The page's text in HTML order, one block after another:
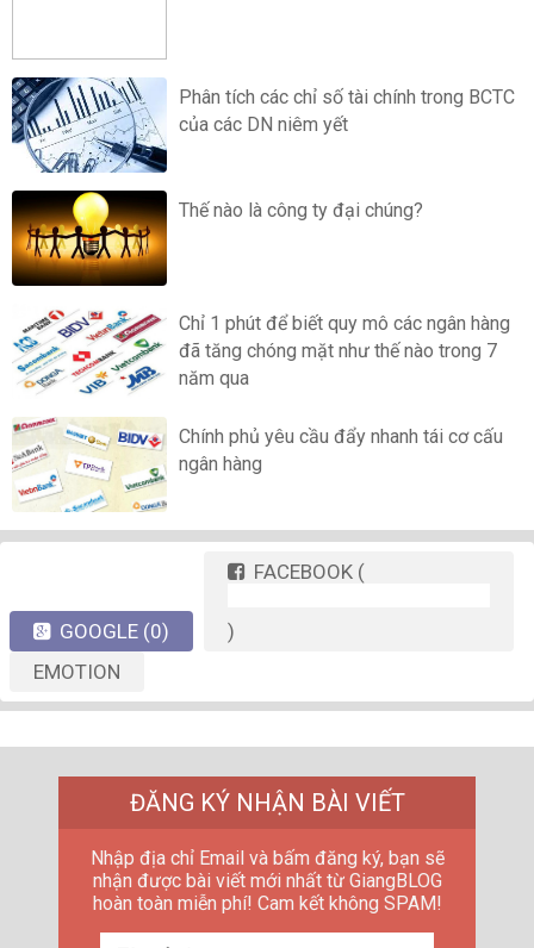
Phân tích các chỉ số tài chính trong BCTC
của các DN niêm yết
Thế nào là công ty đại chúng?
Chỉ 1 phút để biết quy mô các ngân hàng
đã tăng chóng mặt như thế nào trong 7
năm qua
Chính phủ yêu cầu đẩy nhanh tái cơ cấu
ngân hàng
GOOGLE (0)
FACEBOOK (
)
EMOTION
ĐĂNG KÝ NHẬN BÀI VIẾT
Nhập địa chỉ Email và bấm đăng ký, bạn sẽ
nhận được bài viết mới nhất từ GiangBLOG
hoàn toàn miễn phí! Cam kết không SPAM!